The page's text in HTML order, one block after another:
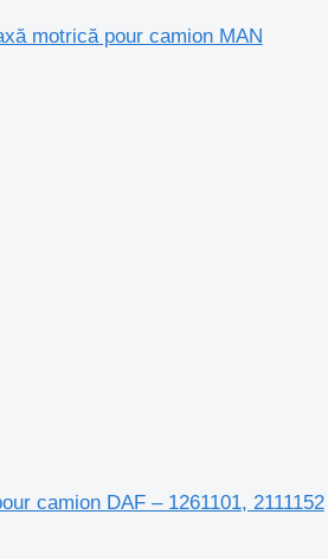
motrică pour camion MAN
camion DAF – 1261101, 2111152